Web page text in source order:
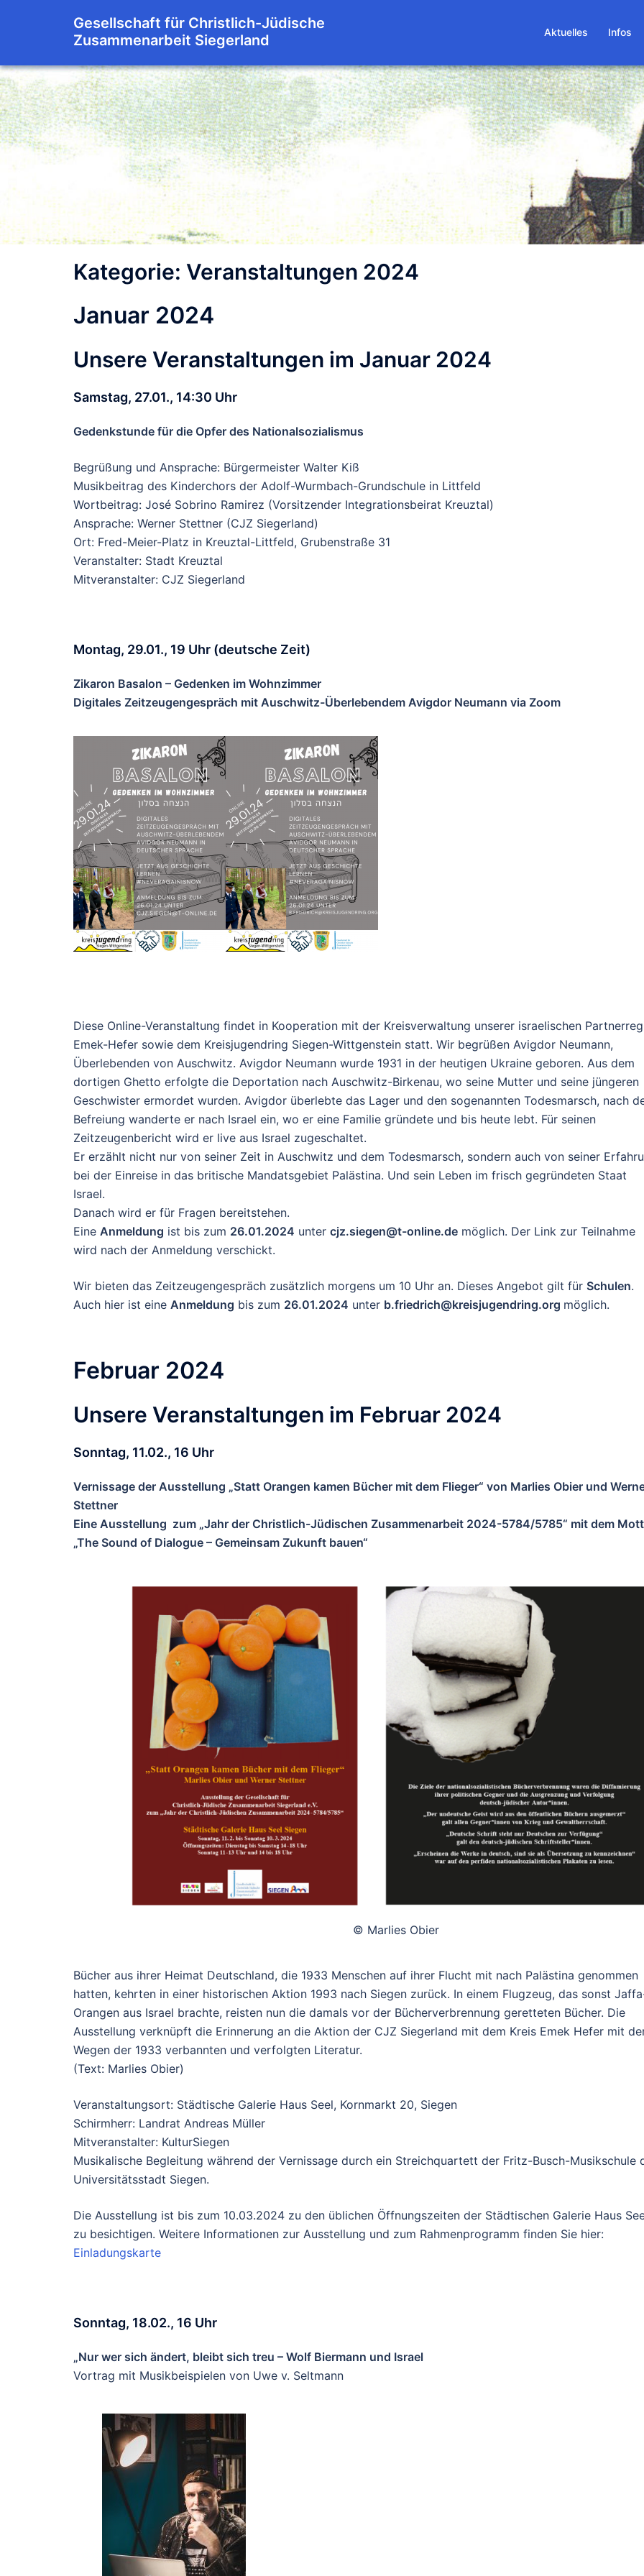
Gesellschaft für Christlich-Jüdische
Zusammenarbeit Siegerland
Aktuelles Infos
Kategorie: Veranstaltungen 2024
Januar 2024
Unsere Veranstaltungen im Januar 2024
Samstag, 27.01., 14:30 Uhr
Gedenkstunde für die Opfer des Nationalsozialismus
Begrüßung und Ansprache: Bürgermeister Walter Kiß
Musikbeitrag des Kinderchors der Adolf-Wurmbach-Grundschule in Littfeld
Wortbeitrag: José Sobrino Ramirez (Vorsitzender Integrationsbeirat Kreuztal)
Ansprache: Werner Stettner (CJZ Siegerland)
Ort: Fred-Meier-Platz in Kreuztal-Littfeld, Grubenstraße 31
Veranstalter: Stadt Kreuztal
Mitveranstalter: CJZ Siegerland
Montag, 29.01., 19 Uhr (deutsche Zeit)
Zikaron Basalon – Gedenken im Wohnzimmer
Digitales Zeitzeugengespräch mit Auschwitz-Überlebendem Avigdor Neumann via Zoom
Diese Online-Veranstaltung findet in Kooperation mit der Kreisverwaltung unserer israelischen
Emek-Hefer sowie dem Kreisjugendring Siegen-Wittgenstein statt. Wir begrüßen Avigdor Neumann,
Überlebenden von Auschwitz. Avigdor Neumann wurde 1931 in der heutigen Ukraine geboren. Aus dem
dortigen Ghetto erfolgte die Deportation nach Auschwitz-Birkenau, wo seine Mutter und seine jüngeren
Geschwister ermordet wurden. Avigdor überlebte das Lager und den sogenannten Todesmarsch, nach
Befreiung wanderte er nach Israel ein, wo er eine Familie gründete und bis heute lebt. Für seinen
Zeitzeugenbericht wird er live aus Israel zugeschaltet.
Er erzählt nicht nur von seiner Zeit in Auschwitz und dem Todesmarsch, sondern auch von seiner
bei der Einreise in das britische Mandatsgebiet Palästina. Und sein Leben im frisch gegründeten Staat
Israel.
Danach wird er für Fragen bereitstehen.
Eine Anmeldung ist bis zum 26.01.2024 unter cjz.siegen@t-online.de möglich. Der Link zur Teilnahme
wird nach der Anmeldung verschickt.
Wir bieten das Zeitzeugengespräch zusätzlich morgens um 10 Uhr an. Dieses Angebot gilt für Schulen.
Auch hier ist eine Anmeldung bis zum 26.01.2024 unter b.friedrich@kreisjugendring.org möglich.
Februar 2024
Unsere Veranstaltungen im Februar 2024
Sonntag, 11.02., 16 Uhr
Vernissage der Ausstellung „Statt Orangen kamen Bücher mit dem Flieger“ von Marlies Obier und
Stettner
Eine Ausstellung zum „Jahr der Christlich-Jüdischen Zusammenarbeit 2024-5784/5785“ mit dem
„The Sound of Dialogue – Gemeinsam Zukunft bauen“
© Marlies Obier
Bücher aus ihrer Heimat Deutschland, die 1933 Menschen auf ihrer Flucht mit nach Palästina genommen
hatten, kehrten in einer historischen Aktion 1993 nach Siegen zurück. In einem Flugzeug, das sonst
Orangen aus Israel brachte, reisten nun die damals vor der Bücherverbrennung geretteten Bücher. Die
Ausstellung verknüpft die Erinnerung an die Aktion der CJZ Siegerland mit dem Kreis Emek Hefer mit
Wegen der 1933 verbannten und verfolgten Literatur.
(Text: Marlies Obier)
Veranstaltungsort: Städtische Galerie Haus Seel, Kornmarkt 20, Siegen
Schirmherr: Landrat Andreas Müller
Mitveranstalter: KulturSiegen
Musikalische Begleitung während der Vernissage durch ein Streichquartett der Fritz-Busch-Musikschule
Universitätsstadt Siegen.
Die Ausstellung ist bis zum 10.03.2024 zu den üblichen Öffnungszeiten der Städtischen Galerie Haus
zu besichtigen. Weitere Informationen zur Ausstellung und zum Rahmenprogramm finden Sie hier:
Einladungskarte
Sonntag, 18.02., 16 Uhr
„Nur wer sich ändert, bleibt sich treu – Wolf Biermann und Israel
Vortrag mit Musikbeispielen von Uwe v. Seltmann